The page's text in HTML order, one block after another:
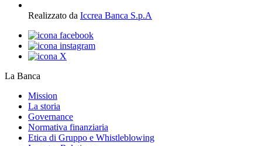
Realizzato da Iccrea Banca S.p.A
La Banca
Mission
La storia
Governance
Normativa finanziaria
Etica di Gruppo e Whistleblowing